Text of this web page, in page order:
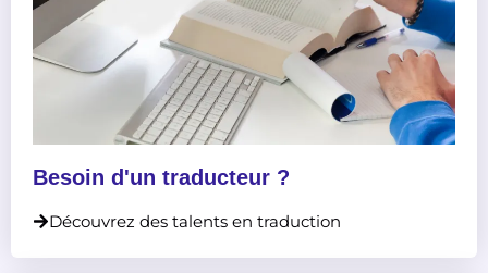
Besoin d'un traducteur ?
Découvrez des talents en traduction